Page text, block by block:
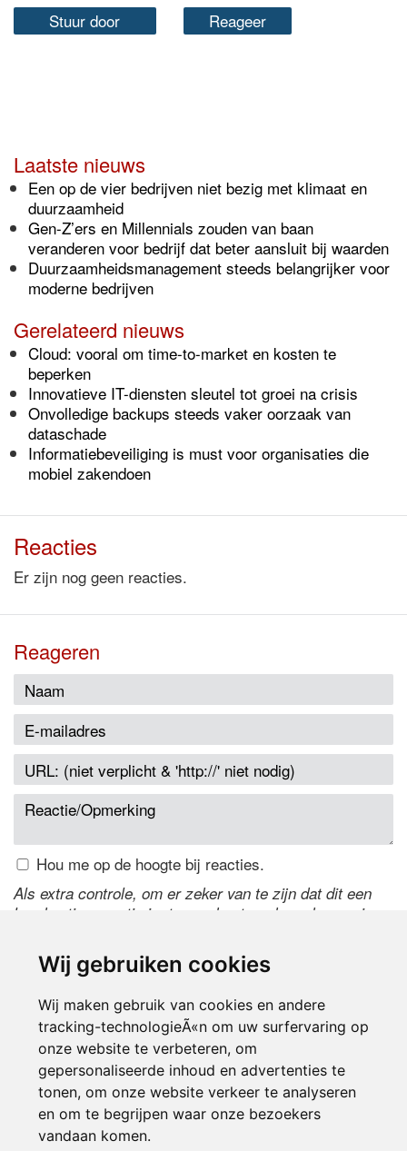
Wij gebruiken cookies
Wij maken gebruik van cookies en andere
tracking-technologieÃ«n om uw surfervaring op
onze website te verbeteren, om
gepersonaliseerde inhoud en advertenties te
tonen, om onze website verkeer te analyseren
en om te begrijpen waar onze bezoekers
vandaan komen.
Stuur door Reageer
Laatste nieuws
Een op de vier bedrijven niet bezig met klimaat en
duurzaamheid
Gen-Z’ers en Millennials zouden van baan
veranderen voor bedrijf dat beter aansluit bij waarden
Duurzaamheidsmanagement steeds belangrijker voor
moderne bedrijven
Gerelateerd nieuws
Cloud: vooral om time-to-market en kosten te
beperken
Innovatieve IT-diensten sleutel tot groei na crisis
Onvolledige backups steeds vaker oorzaak van
dataschade
Informatiebeveiliging is must voor organisaties die
mobiel zakendoen
Reacties
Er zijn nog geen reacties.
Reageren
Hou me op de hoogte bij reacties.
Als extra controle, om er zeker van te zijn dat dit een
handmatige reactie is, typ onderstaande code over in
de code te wijzigen.